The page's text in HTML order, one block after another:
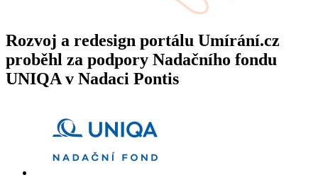
Rozvoj a redesign portálu Umírání.cz
proběhl za podpory Nadačního fondu
UNIQA v Nadaci Pontis